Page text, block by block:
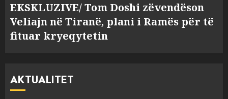
EKSKLUZIVE/ Tom Doshi zëvendëson
Veliajn në Tiranë, plani i Ramës për të
fituar kryeqytetin
AKTUALITET